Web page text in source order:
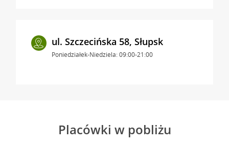
ul. Szczecińska 58, Słupsk
Poniedziałek-Niedziela: 09:00-21:00
Placówki w pobliżu